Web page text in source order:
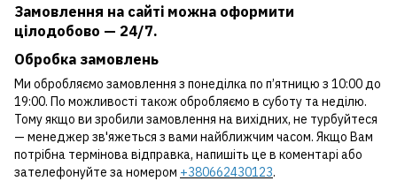
Замовлення на сайті можна оформити
цілодобово — 24/7.
Обробка замовлень
Ми обробляємо замовлення з понеділка по п’ятницю з 10:00 до
19:00. По можливості також обробляємо в суботу та неділю.
Тому якщо ви зробили замовлення на вихідних, не турбуйтеся
— менеджер зв'яжеться з вами найближчим часом. Якщо Вам
потрібна термінова відправка, напишіть це в коментарі або
зателефонуйте за номером +380662430123.